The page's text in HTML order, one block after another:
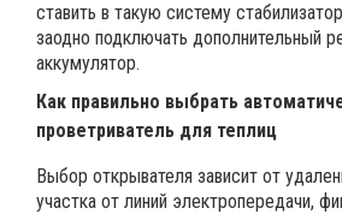
ставить в такую систему
заодно подключать дополнительный
аккумулятор.
Как правильно выбрать
проветриватель для теплиц
Выбор открывателя зависит от
участка от линий электропередачи,